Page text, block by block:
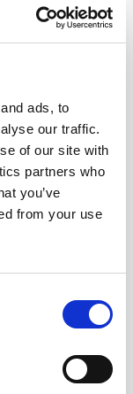
ads, to
our traffic.
of our site with
partners who
you’ve
from your use
un papel
óptima de la
obtenidos se
se deja
gana en
los aromas de
de forma
a un periodo de
el perfil